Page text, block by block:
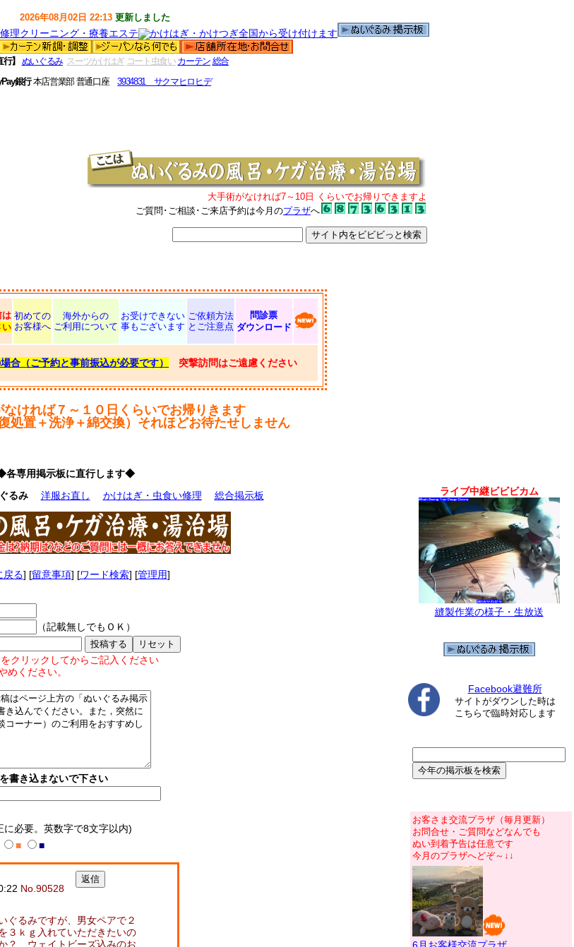
2026年08月02日 22:13 更新しました
】 ぬいぐるみ スーツかけはぎ コート虫食い カーテン 総合
銀行本店営業部 普通口座3934831 サクマヒロヒデ
大手術がなければ7～10日 くらいでお帰りできますよ
ご質問･ご相談･ご来店予約は今月のプラザへ
は
い
初めての
お客様へ
海外からの
ご利用について
お受けできない
事もございます
ご依頼方法
とご注意点
問診票
ダウンロード
合（ご予約と事前振込が必要です） 突撃訪問はご遠慮ください
なければ７～１０日くらいでお帰りきます
処置＋洗浄＋綿交換）それほどお待たせしません
各専用掲示板に直行します◆
るみ 洋服お直し かけはぎ・虫食い修理 総合掲示板
戻る] [留意事項] [ワード検索] [管理用]
（記載無しでもＯＫ）
クリックしてからご記入ください
めください。
書き込まないで下さい
に必要。英数字で8文字以内)
■ ■
No.90528
ぐるみですが、男女ペアで２
３ｋｇ入れていただきたいの
？ ウェイトビーズ込みのお
ライブ中継ビビビカム
縫製作業の様子・生放送
Facebook避難所
サイトがダウンした時は
こちらで臨時対応します
お客さま交流プラザ（毎月更新）
お問合せ・ご質問などなんでも
ぬい到着予告は任意です
今月のプラザへどぞ～↓↓